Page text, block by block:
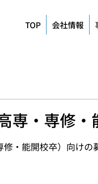
TOP 会社情報
・専修・
・能開校卒）向けの